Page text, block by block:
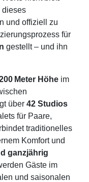
dieses
und offiziell zu
für
gestellt – und ihn
Meter Höhe im
über 42 Studios
für Paare,
traditionelles
Komfort und
ganzjährig
Gäste im
und saisonalen